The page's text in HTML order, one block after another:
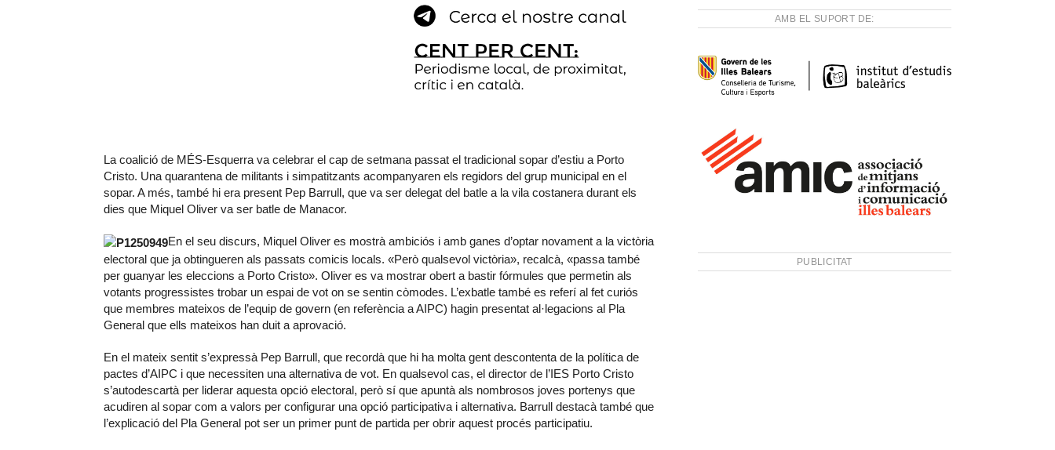
La coalició de MÉS-Esquerra va celebrar el cap de setmana passat el tradicional sopar d’estiu a Porto
Cristo. Una quarantena de militants i simpatitzants acompanyaren els regidors del grup municipal en el
sopar. A més, també hi era present Pep Barrull, que va ser delegat del batle a la vila costanera durant els
dies que Miquel Oliver va ser batle de Manacor.
En el seu discurs, Miquel Oliver es mostrà ambiciós i amb ganes d’optar novament a la victòria
electoral que ja obtingueren als passats comicis locals. «Però qualsevol victòria», recalcà, «passa també
per guanyar les eleccions a Porto Cristo». Oliver es va mostrar obert a bastir fórmules que permetin als
votants progressistes trobar un espai de vot on se sentin còmodes. L’exbatle també es referí al fet curiós
que membres mateixos de l’equip de govern (en referència a AIPC) hagin presentat al·legacions al Pla
General que ells mateixos han duit a aprovació.
En el mateix sentit s’expressà Pep Barrull, que recordà que hi ha molta gent descontenta de la política de
pactes d’AIPC i que necessiten una alternativa de vot. En qualsevol cas, el director de l’IES Porto Cristo
s’autodescartà per liderar aquesta opció electoral, però sí que apuntà als nombrosos joves portenys que
acudiren al sopar com a valors per configurar una opció participativa i alternativa. Barrull destacà també que
l’explicació del Pla General pot ser un primer punt de partida per obrir aquest procés participatiu.
AMB EL SUPORT DE:
PUBLICITAT